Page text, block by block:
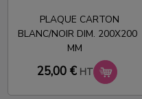
PLAQUE CARTON
BLANC/NOIR DIM. 200X200
MM
25,00 € HT